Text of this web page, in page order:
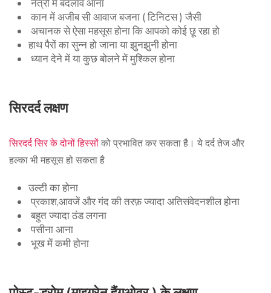
नेत्रों में बदलाव आना
कान में अजीब सी आवाज बजना ( टिनिटस ) जैसी
अचानक से ऐसा महसूस होना कि आपको कोई छू रहा हो
हाथ पैरों का सुन्न हो जाना या झुनझुनी होना
ध्यान देने में या कुछ बोलने में मुश्किल होना
सिरदर्द लक्षण
सिरदर्द सिर के दोनों हिस्सों को प्रभावित कर सकता है। ये दर्द तेज और
हल्का भी महसूस हो सकता है
उल्टी का होना
प्रकाश,आवजें और गंद की तरफ़ ज्यादा अतिसंवेदनशील होना
बहुत ज्यादा ठंड लगना
पसीना आना
भूख में कमी होना